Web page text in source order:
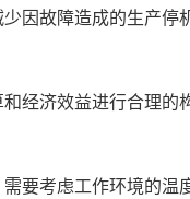
因故障造成的生产停
经济效益进行合理的
要考虑工作环境的温